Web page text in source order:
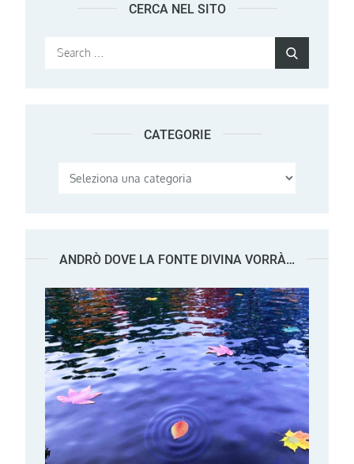
CERCA NEL SITO
Search
CATEGORIE
Categorie
ANDRÒ DOVE LA FONTE DIVINA VORRÀ…